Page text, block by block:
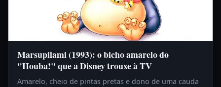
Marsupilami (1993): o bicho amarelo do
"Houba!" que a Disney trouxe à TV
Amarelo, cheio de pintas pretas e dono de uma cauda